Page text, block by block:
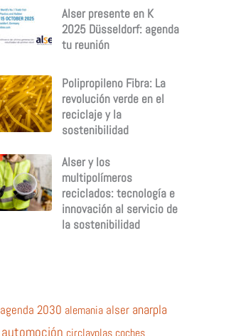
Alser presente en K
2025 Düsseldorf: agenda
tu reunión
Polipropileno Fibra: La
revolución verde en el
reciclaje y la
sostenibilidad
Alser y los
multipolímeros
reciclados: tecnología e
innovación al servicio de
la sostenibilidad
agenda 2030 alemania alser anarpla
automoción circlayplas coches